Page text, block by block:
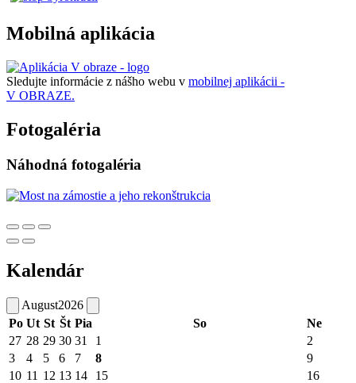
Mobilná aplikácia
Sledujte informácie z nášho webu v mobilnej aplikácii -
V OBRAZE.
Fotogaléria
Náhodná fotogaléria
Kalendár
August2026
Po Ut St Št Pia So
Ne
27 28 29 30 31 1
2
3
4 5 6 7 8
9
10 11 12 13 14 15
16